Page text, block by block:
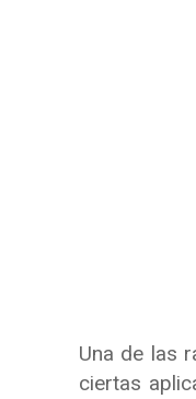
Una de las
ciertas